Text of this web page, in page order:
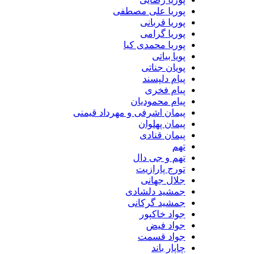
پوریا علی مصطفی
پوریا قربانی
پوریا گرامی
پوریا محمدی کیا
پویا بیاتی
پویان جناتی
پیام دلپسند
پیام فخری
پیام محمودیان
پیمان اشرفی و مهرداد قیمنی
پیمان پهلوان
پیمان قنادی
تهم و جی دال
تورج پارازیت
جلال جهانی
جمشید دلشادی
جمشید گرکانی
جواد خاکپور
جواد فیض
جواد قسمت
چاپار باند